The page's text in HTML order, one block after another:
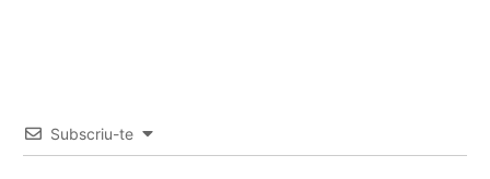
Subscriu-te